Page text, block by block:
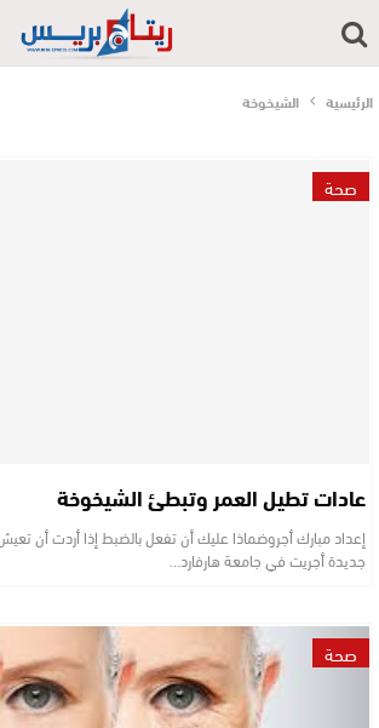
الرئيسية الشيخوخة
صحة
عادات تطيل العمر وتبطئ الشيخوخة
إعداد مبارك أجروضماذا عليك أن تفعل بالضبط إذا أردت أن
جديدة أجريت في جامعة هارفارد…
صحة